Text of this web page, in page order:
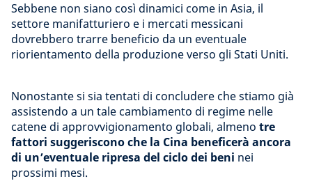
Sebbene non siano così dinamici come in Asia, il
settore manifatturiero e i mercati messicani
dovrebbero trarre beneficio da un eventuale
riorientamento della produzione verso gli Stati Uniti.
Nonostante si sia tentati di concludere che stiamo già
assistendo a un tale cambiamento di regime nelle
catene di approvvigionamento globali, almeno tre
fattori suggeriscono che la Cina beneficerà ancora
di un’eventuale ripresa del ciclo dei beni nei
prossimi mesi.